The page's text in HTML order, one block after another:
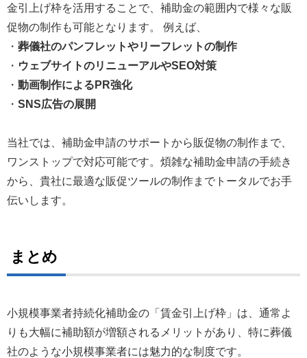
金引上げ枠を活用することで、補助金の範囲内で様々な販
促物の制作も可能となります。 例えば、
・ 葬儀社のパンフレットやリーフレットの制作
・ ウェブサイトのリニューアルやSEO対策
・ 動画制作によるPR強化
・ SNS広告の展開
当社では、補助金申請のサポートから販促物の制作まで、
ワンストップで対応可能です。煩雑な補助金申請の手続き
から、貴社に最適な販促ツールの制作までトータルでお手
伝いします。
まとめ
小規模事業者持続化補助金の「賃金引上げ枠」は、通常よ
りも大幅に補助額が増額されるメリットがあり、特に葬儀
社のような小規模事業者には魅力的な制度です。